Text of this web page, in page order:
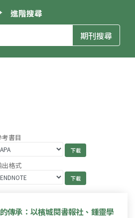
進階搜尋
考書目
出格式
傳承：以檳城閱書報社、鍾靈學